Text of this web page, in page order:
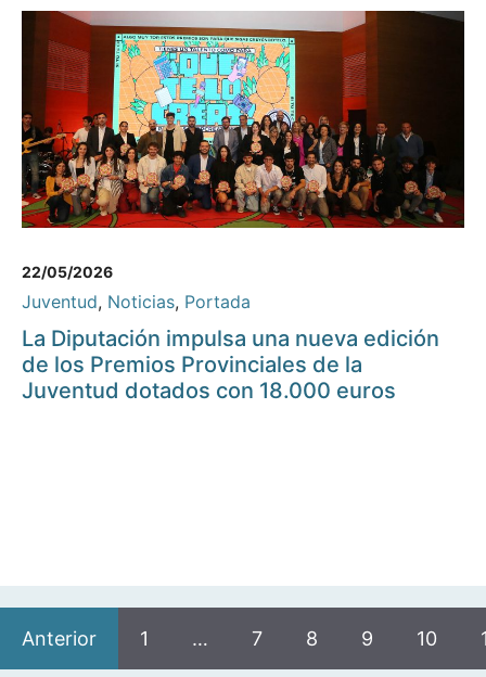
22/05/2026
Juventud, Noticias, Portada
La Diputación impulsa una nueva edición
de los Premios Provinciales de la
Juventud dotados con 18.000 euros
Anterior 1 … 7 8 9 10